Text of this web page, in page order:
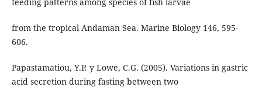
from the tropical Andaman Sea. Marine Biology 146, 595-
606.
Papastamatiou, Y.P. y Lowe, C.G. (2005). Variations in gastric
acid secretion during fasting between two